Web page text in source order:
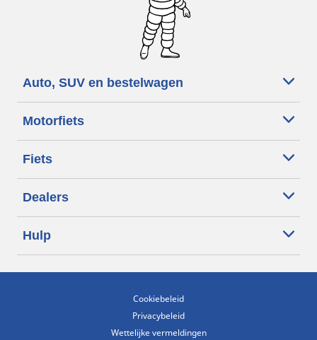
Auto, SUV en bestelwagen
Motorfiets
Fiets
Dealers
Hulp
Cookiebeleid
Privacybeleid
Wettelijke vermeldingen